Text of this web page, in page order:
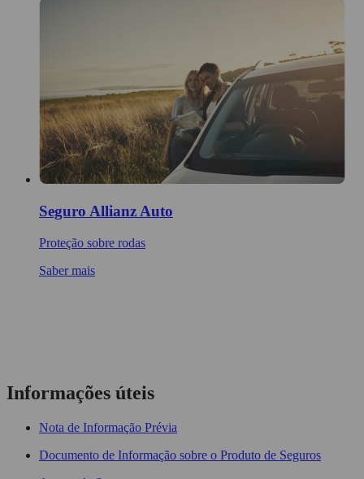
Seguro Allianz Auto
Proteção sobre rodas
Saber mais
Informações úteis
Nota de Informação Prévia
Documento de Informação sobre o Produto de Seguros